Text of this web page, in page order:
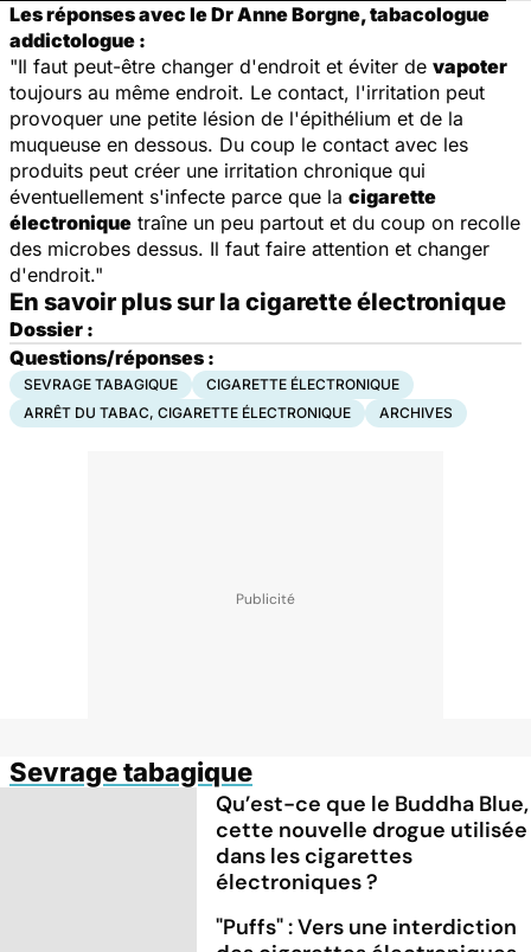
Les réponses avec le Dr Anne Borgne, tabacologue
addictologue :
"Il faut peut-être changer d'endroit et éviter de vapoter
toujours au même endroit. Le contact, l'irritation peut
provoquer une petite lésion de l'épithélium et de la
muqueuse en dessous. Du coup le contact avec les
produits peut créer une irritation chronique qui
éventuellement s'infecte parce que la cigarette
électronique traîne un peu partout et du coup on recolle
des microbes dessus. Il faut faire attention et changer
d'endroit."
En savoir plus sur la cigarette électronique
Dossier :
Questions/réponses :
SEVRAGE TABAGIQUE
CIGARETTE ÉLECTRONIQUE
ARRÊT DU TABAC, CIGARETTE ÉLECTRONIQUE
ARCHIVES
Sevrage tabagique
Qu’est-ce que le Buddha Blue,
cette nouvelle drogue utilisée
dans les cigarettes
électroniques ?
"Puffs" : Vers une interdiction